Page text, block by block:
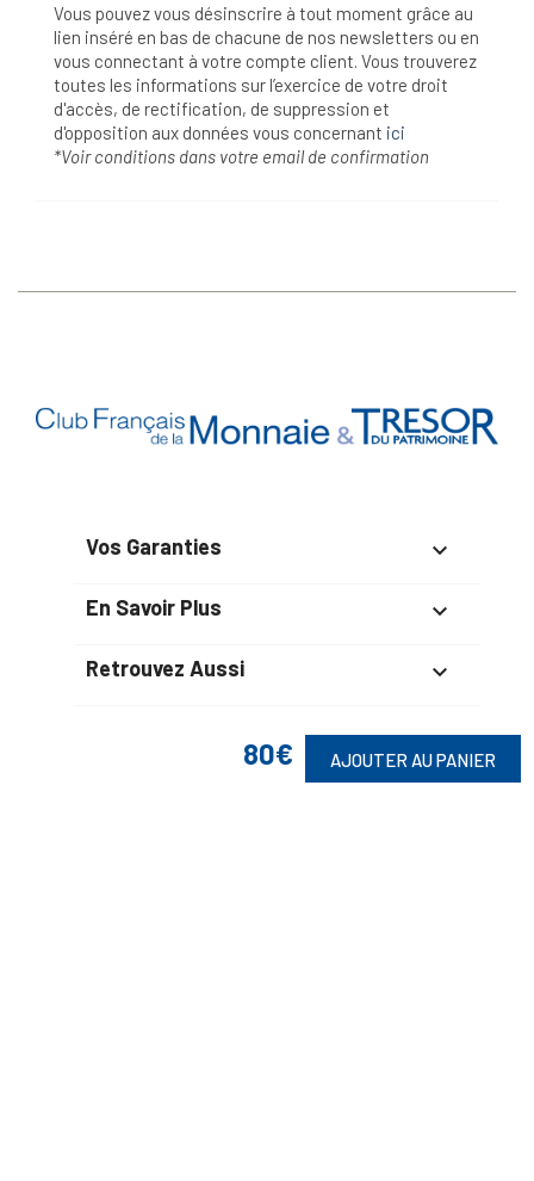
80€ AJOUTER AU PANIER
Vous pouvez vous désinscrire à tout moment grâce au
lien inséré en bas de chacune de nos newsletters ou en
vous connectant à votre compte client. Vous trouverez
toutes les informations sur l’exercice de votre droit
d'accès, de rectification, de suppression et
d'opposition aux données vous concernant ici
*Voir conditions dans votre email de confirmation
Vos Garanties 
En Savoir Plus 
Retrouvez Aussi 